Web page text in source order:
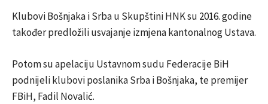
Klubovi Bošnjaka i Srba u Skupštini HNK su 2016. godine
također predložili usvajanje izmjena kantonalnog Ustava.
Potom su apelaciju Ustavnom sudu Federacije BiH
podnijeli klubovi poslanika Srba i Bošnjaka, te premijer
FBiH, Fadil Novalić.